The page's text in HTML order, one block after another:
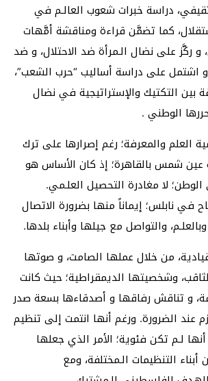
دراسة خبرات شعوب العالـم في
كما تضمَّن قراءة ومناقشة أمَّهات
و ركَّز على نضال الـمرأة ضد الاحتلال، و ضد
و اشتمل على دراسة أساليب “حرب الشعب”،
بين التكتيك والإستراتيجية في نضال
الوطني .
العلم والمعرفة؛ رغم إصرارها على ترك
شمس بالقاهرة؛ إذ كان الأساس هو
الوطن؛ لا مغادرة التحصيل العلـمي.
في نابلس؛ إيماناً منها بضرورة الاتصال
والتواصل مع جيلها وأبناء بلدها.
من خلال عملها الصامت، و صوتها
وشخصيتها الديمقراطية؛ حيث كانت
و تناقش رفاقها و أصدقاءها بسعة صدر
عند الضرورة. ورغم أنها انتمت إلى تنظيم
لـم تكن فئوية؛ الأمر الذي جعلها
التنظيمات الـمختلفة، ومع